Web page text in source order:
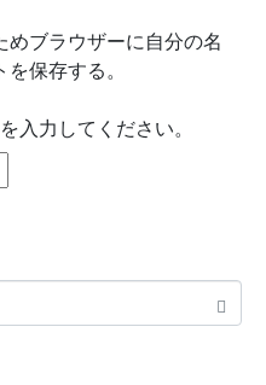
めブラウザーに自分の名
保存する。
入力してください。